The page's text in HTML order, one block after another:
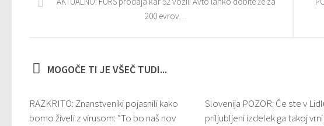
200 evrov…
MOGOČE TI JE VŠEČ TUDI...
RAZKRITO: Znanstveniki pojasnili kako
bomo živeli z virusom: ”To bo naš nov
Slovenija POZOR: Če ste v
priljubljeni izdelek ga takoj